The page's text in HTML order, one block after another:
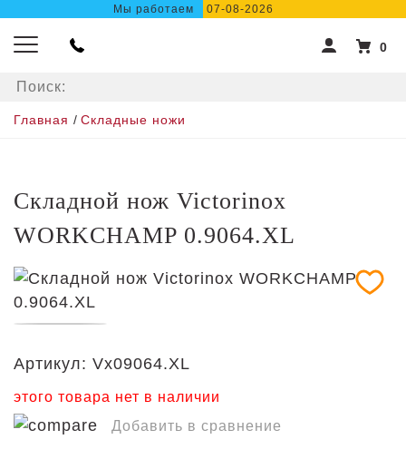
Мы работаем 07-08-2026
0
Главная / Складные ножи
Складной нож Victorinox
WORKCHAMP 0.9064.XL
Артикул: Vx09064.XL
этого товара нет в наличии
Добавить в сравнение